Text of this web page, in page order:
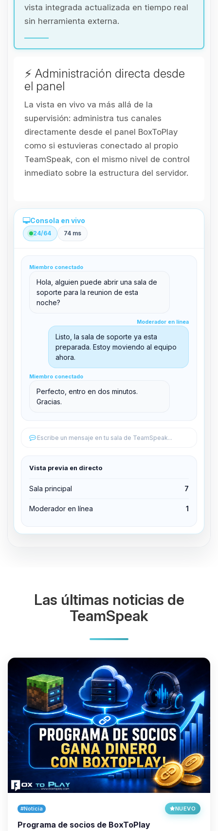
vista integrada actualizada en tiempo real
sin herramienta externa.
⚡ Administración directa desde
el panel
La vista en vivo va más allá de la
supervisión: administra tus canales
directamente desde el panel BoxToPlay
como si estuvieras conectado al propio
TeamSpeak, con el mismo nivel de control
inmediato sobre la estructura del servidor.
Consola en vivo
24/64 74 ms
Miembro conectado
Hola, alguien puede abrir una sala de
soporte para la reunion de esta
noche?
Moderador en línea
Listo, la sala de soporte ya esta
preparada. Estoy moviendo al equipo
ahora.
Miembro conectado
Perfecto, entro en dos minutos.
Gracias.
Escribe un mensaje en tu sala de TeamSpeak...
Vista previa en directo
Sala principal 7
Moderador en línea 1
support@boxtoplay.com
Sala principal
Miembro conectado
Sala de soporte
Editar permisos
Expulsar del canal
Las últimas noticias de
TeamSpeak
#Noticia NUEVO
Programa de socios de BoxToPlay